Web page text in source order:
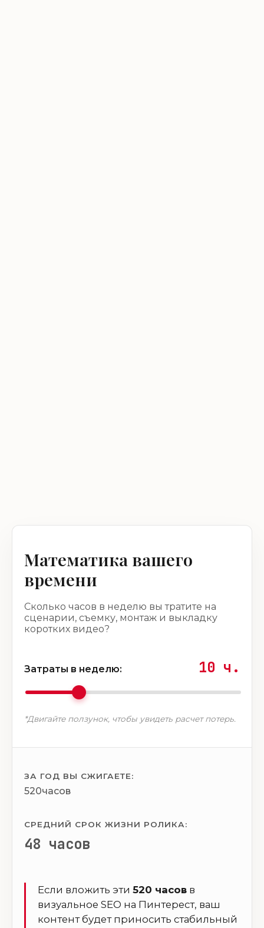
Математика вашего
времени
Сколько часов в неделю вы тратите на
сценарии, съемку, монтаж и выкладку
коротких видео?
Затраты в неделю: 10 ч.
*Двигайте ползунок, чтобы увидеть расчет потерь.
ЗА ГОД ВЫ СЖИГАЕТЕ:
520часов
СРЕДНИЙ СРОК ЖИЗНИ РОЛИКА:
48 часов
Если вложить эти 520 часов в
визуальное SEO на Пинтерест, ваш
контент будет приносить стабильный